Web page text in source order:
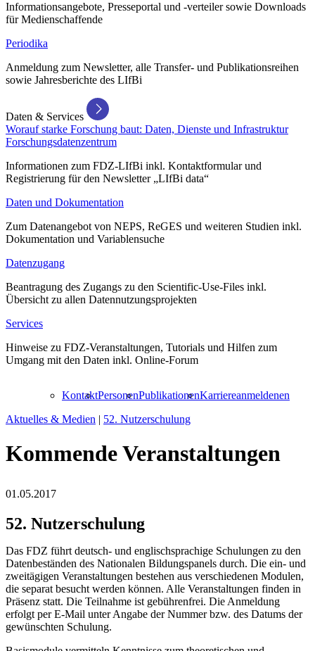
Informationsangebote, Presseportal und -verteiler sowie Downloads
für Medienschaffende
Periodika
Anmeldung zum Newsletter, alle Transfer- und Publikationsreihen
sowie Jahresberichte des LIfBi
Daten & Services
Worauf starke Forschung baut: Daten, Dienste und Infrastruktur
Forschungsdatenzentrum
Informationen zum FDZ-LIfBi inkl. Kontaktformular und
Registrierung für den Newsletter „LIfBi data“
Daten und Dokumentation
Zum Datenangebot von NEPS, ReGES und weiteren Studien inkl.
Dokumentation und Variablensuche
Datenzugang
Beantragung des Zugangs zu den Scientific-Use-Files inkl.
Übersicht zu allen Datennutzungsprojekten
Services
Hinweise zu FDZ-Veranstaltungen, Tutorials und Hilfen zum
Umgang mit den Daten inkl. Online-Forum
KontaktPersonenPublikationenKarriereanmeldenen
Aktuelles & Medien | 52. Nutzerschulung
Kommende Veranstaltungen
01.05.2017
52. Nutzerschulung
Das FDZ führt deutsch- und englischsprachige Schulungen zu den
Datenbeständen des Nationalen Bildungspanels durch. Die ein- und
zweitägigen Veranstaltungen bestehen aus verschiedenen Modulen,
die separat besucht werden können. Alle Veranstaltungen finden in
Präsenz statt. Die Teilnahme ist gebührenfrei. Die Anmeldung
erfolgt per E-Mail unter Angabe der Nummer bzw. des Datums der
gewünschten Schulung.